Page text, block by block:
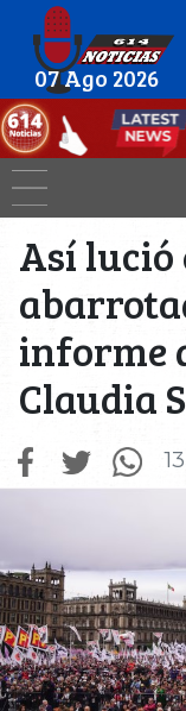
07 Ago 2026
Así lució
informe
Claudia